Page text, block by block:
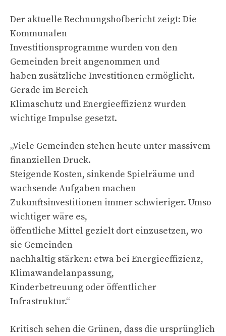
Der aktuelle Rechnungshofbericht zeigt: Die
Kommunalen
Investitionsprogramme wurden von den
Gemeinden breit angenommen und
haben zusätzliche Investitionen ermöglicht.
Gerade im Bereich
Klimaschutz und Energieeffizienz wurden
wichtige Impulse gesetzt.
„Viele Gemeinden stehen heute unter massivem
finanziellen Druck.
Steigende Kosten, sinkende Spielräume und
wachsende Aufgaben machen
Zukunftsinvestitionen immer schwieriger. Umso
wichtiger wäre es,
öffentliche Mittel gezielt dort einzusetzen, wo
sie Gemeinden
nachhaltig stärken: etwa bei Energieeffizienz,
Klimawandelanpassung,
Kinderbetreuung oder öffentlicher
Infrastruktur.“
Kritisch sehen die Grünen, dass die ursprünglich